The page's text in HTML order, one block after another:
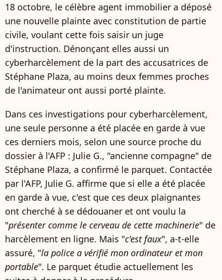
18 octobre, le célèbre agent immobilier a déposé
une nouvelle plainte avec constitution de partie
civile, voulant cette fois saisir un juge
d'instruction. Dénonçant elles aussi un
cyberharcèlement de la part des accusatrices de
Stéphane Plaza, au moins deux femmes proches
de l'animateur ont aussi porté plainte.
Dans ces investigations pour cyberharcèlement,
une seule personne a été placée en garde à vue
ces derniers mois, selon une source proche du
dossier à l'AFP : Julie G., "ancienne compagne" de
Stéphane Plaza, a confirmé le parquet. Contactée
par l'AFP, Julie G. affirme que si elle a été placée
en garde à vue, c'est que ces deux plaignantes
ont cherché à se dédouaner et ont voulu la
"présenter comme le cerveau de cette machinerie" de
harcèlement en ligne. Mais "c'est faux", a-t-elle
assuré, "la police a vérifié mon ordinateur et mon
portable". Le parquet étudie actuellement les